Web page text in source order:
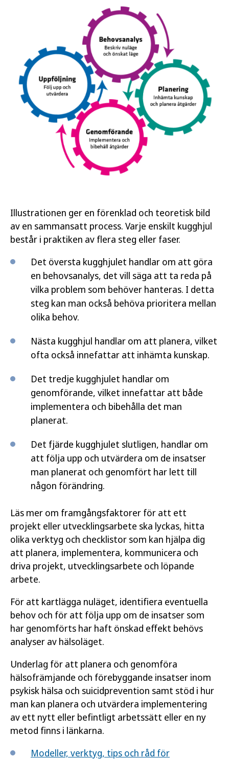
Illustrationen ger en förenklad och teoretisk bild
av en sammansatt process. Varje enskilt kugghjul
består i praktiken av flera steg eller faser.
Det översta kugghjulet handlar om att göra
en behovsanalys, det vill säga att ta reda på
vilka problem som behöver hanteras. I detta
steg kan man också behöva prioritera mellan
olika behov.
Nästa kugghjul handlar om att planera, vilket
ofta också innefattar att inhämta kunskap.
Det tredje kugghjulet handlar om
genomförande, vilket innefattar att både
implementera och bibehålla det man
planerat.
Det fjärde kugghjulet slutligen, handlar om
att följa upp och utvärdera om de insatser
man planerat och genomfört har lett till
någon förändring.
Läs mer om framgångsfaktorer för att ett
projekt eller utvecklingsarbete ska lyckas, hitta
olika verktyg och checklistor som kan hjälpa dig
att planera, implementera, kommunicera och
driva projekt, utvecklingsarbete och löpande
arbete.
För att kartlägga nuläget, identifiera eventuella
behov och för att följa upp om de insatser som
har genomförts har haft önskad effekt behövs
analyser av hälsoläget.
Underlag för att planera och genomföra
hälsofrämjande och förebyggande insatser inom
psykisk hälsa och suicidprevention samt stöd i hur
man kan planera och utvärdera implementering
av ett nytt eller befintligt arbetssätt eller en ny
metod finns i länkarna.
Modeller, verktyg, tips och råd för